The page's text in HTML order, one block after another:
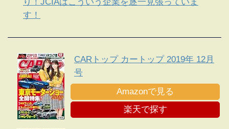
す！
CARトップ カートップ 2019年 12月
号
Amazonで見る
楽天で探す